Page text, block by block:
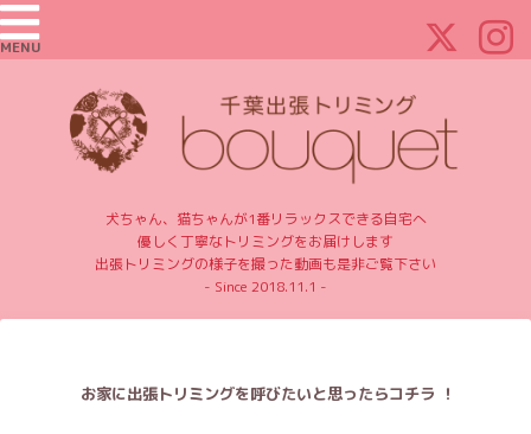
MENU
犬ちゃん、猫ちゃんが1番リラックスできる自宅へ
優しく丁寧なトリミングをお届けします
出張トリミングの様子を撮った動画も是非ご覧下さい
- Since 2018.11.1 -
お家に出張トリミングを呼びたいと思ったらコチラ ！